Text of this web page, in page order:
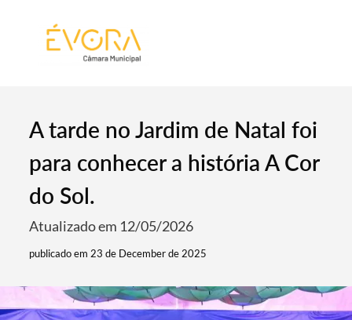
A tarde no Jardim de Natal foi
para conhecer a história A Cor
do Sol.
Atualizado em 12/05/2026
publicado em 23 de December de 2025